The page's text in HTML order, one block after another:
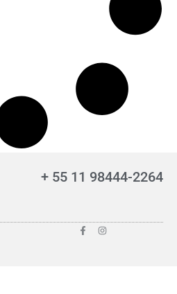
+ 55 11 98444-2264